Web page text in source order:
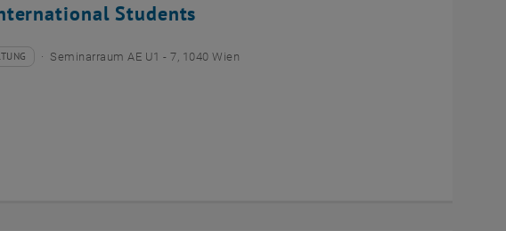
Students
Seminarraum AE U1 - 7, 1040 Wien